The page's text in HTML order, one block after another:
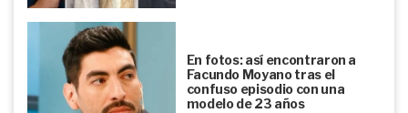
En fotos: así encontraron a
Facundo Moyano tras el
confuso episodio con una
modelo de 23 años